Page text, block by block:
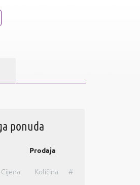
ponuda
Prodaja
Cijena Količina #